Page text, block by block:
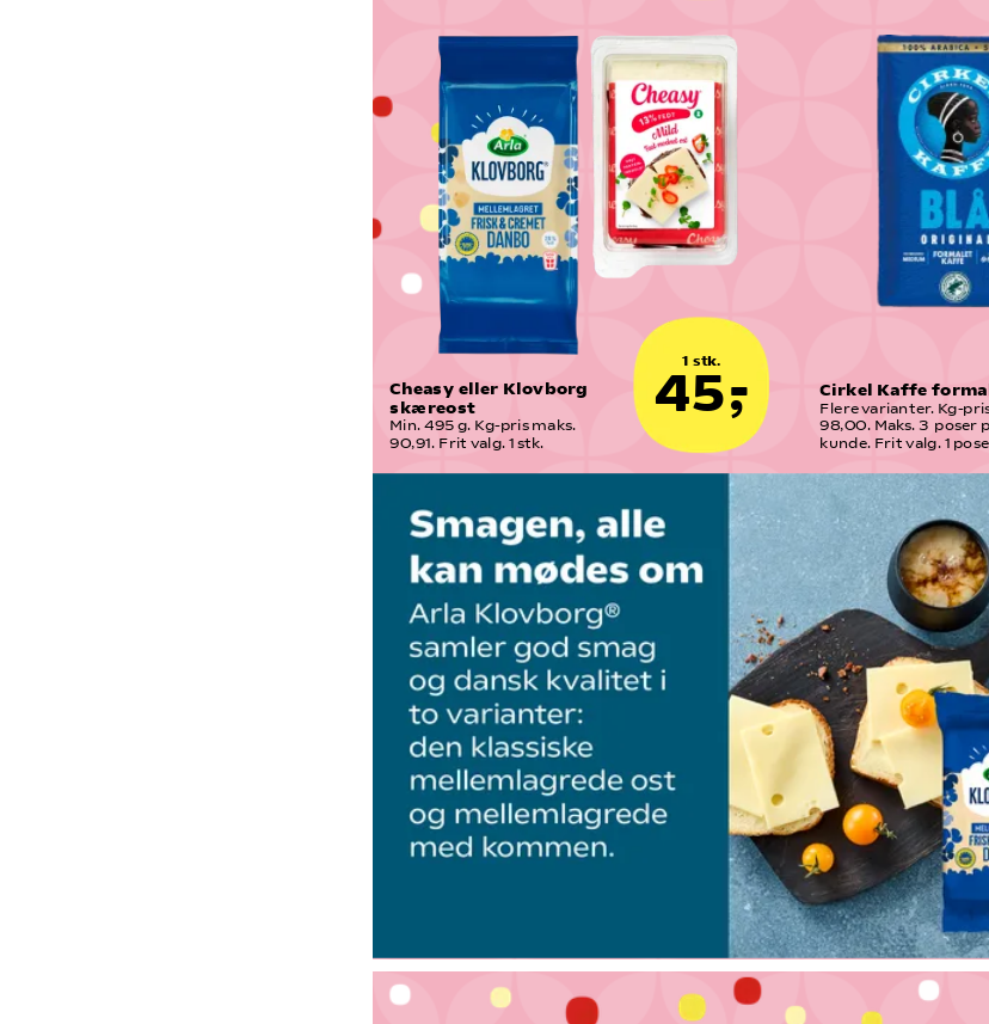
1 stk.
45,-
Cheasy eller Klovborg
skæreost
Min. 495 g. Kg-pris maks.
90,91. Frit valg. 1 stk.
Cirkel Kaffe
Flere varianter. Kg-
98,00. Maks. 3  poser
kunde. Frit valg. 1 pose